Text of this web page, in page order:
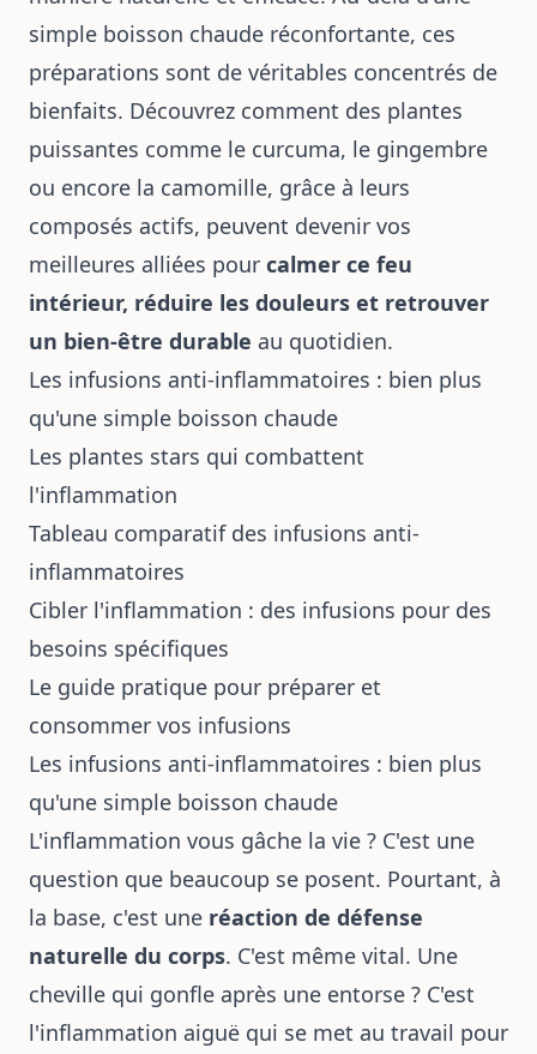
simple boisson chaude réconfortante, ces
préparations sont de véritables concentrés de
bienfaits. Découvrez comment des plantes
puissantes comme le curcuma, le gingembre
ou encore la camomille, grâce à leurs
composés actifs, peuvent devenir vos
meilleures alliées pour calmer ce feu
intérieur, réduire les douleurs et retrouver
un bien-être durable au quotidien.
Les infusions anti-inflammatoires : bien plus
qu'une simple boisson chaude
Les plantes stars qui combattent
l'inflammation
Tableau comparatif des infusions anti-
inflammatoires
Cibler l'inflammation : des infusions pour des
besoins spécifiques
Le guide pratique pour préparer et
consommer vos infusions
Les infusions anti-inflammatoires : bien plus
qu'une simple boisson chaude
L'inflammation vous gâche la vie ? C'est une
question que beaucoup se posent. Pourtant, à
la base, c'est une réaction de défense
naturelle du corps. C'est même vital. Une
cheville qui gonfle après une entorse ? C'est
l'inflammation aiguë qui se met au travail pour